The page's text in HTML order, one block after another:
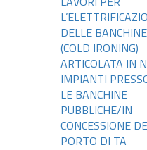
DELLE BANCHINE
(COLD IRONING)
ARTICOLATA IN
IMPIANTI
LE BANCHINE
PUBBLICHE/IN
CONCESSIONE
PORTO DI TA